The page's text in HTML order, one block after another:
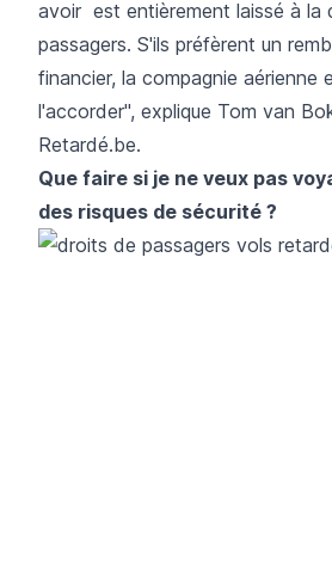
avoir est entièrement laissé à la
passagers. S'ils préfèrent un
financier, la compagnie aérienne
l'accorder", explique Tom van
Retardé.be.
Que faire si je ne veux pas
des risques de sécurité ?